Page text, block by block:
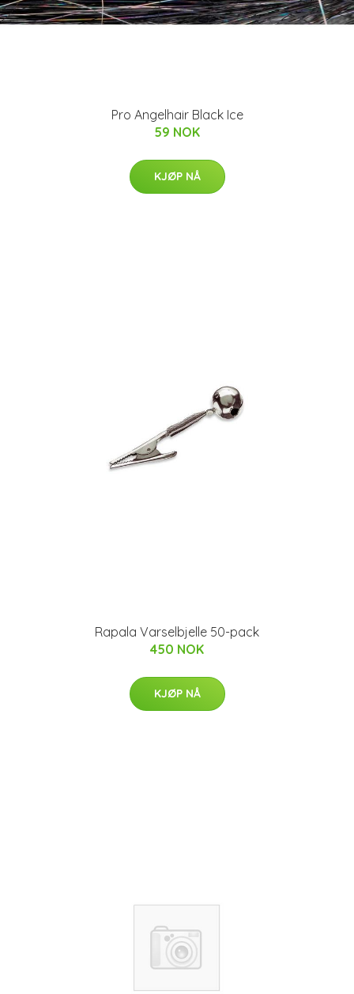
Pro Angelhair Black Ice
59 NOK
KJØP NÅ
Rapala Varselbjelle 50-pack
450 NOK
KJØP NÅ